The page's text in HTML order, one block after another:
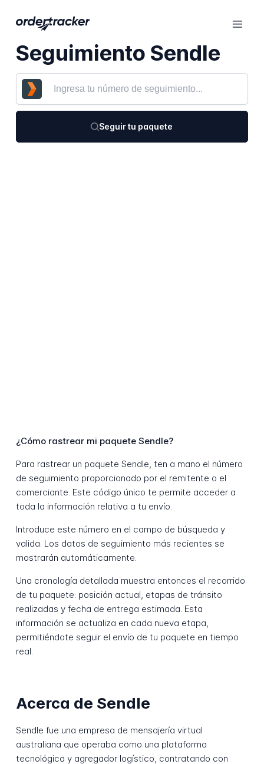
Seguimiento Sendle
Seguir tu paquete
¿Cómo rastrear mi paquete Sendle?
Para rastrear un paquete Sendle, ten a mano el número
de seguimiento proporcionado por el remitente o el
comerciante. Este código único te permite acceder a
toda la información relativa a tu envío.
Introduce este número en el campo de búsqueda y
valida. Los datos de seguimiento más recientes se
mostrarán automáticamente.
Una cronología detallada muestra entonces el recorrido
de tu paquete: posición actual, etapas de tránsito
realizadas y fecha de entrega estimada. Esta
información se actualiza en cada nueva etapa,
permitiéndote seguir el envío de tu paquete en tiempo
real.
Acerca de Sendle
Sendle fue una empresa de mensajería virtual
australiana que operaba como una plataforma
tecnológica y agregador logístico, contratando con